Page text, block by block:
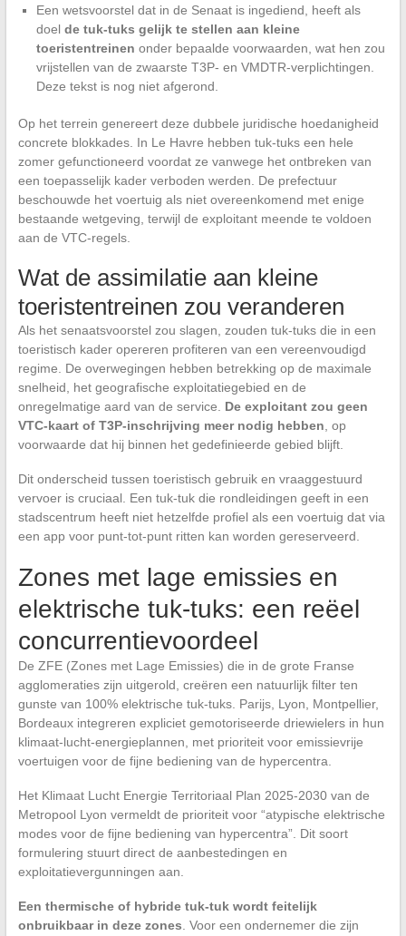
Een wetsvoorstel dat in de Senaat is ingediend, heeft als
doel de tuk-tuks gelijk te stellen aan kleine
toeristentreinen onder bepaalde voorwaarden, wat hen zou
vrijstellen van de zwaarste T3P- en VMDTR-verplichtingen.
Deze tekst is nog niet afgerond.
Op het terrein genereert deze dubbele juridische hoedanigheid
concrete blokkades. In Le Havre hebben tuk-tuks een hele
zomer gefunctioneerd voordat ze vanwege het ontbreken van
een toepasselijk kader verboden werden. De prefectuur
beschouwde het voertuig als niet overeenkomend met enige
bestaande wetgeving, terwijl de exploitant meende te voldoen
aan de VTC-regels.
Wat de assimilatie aan kleine
toeristentreinen zou veranderen
Als het senaatsvoorstel zou slagen, zouden tuk-tuks die in een
toeristisch kader opereren profiteren van een vereenvoudigd
regime. De overwegingen hebben betrekking op de maximale
snelheid, het geografische exploitatiegebied en de
onregelmatige aard van de service. De exploitant zou geen
VTC-kaart of T3P-inschrijving meer nodig hebben , op
voorwaarde dat hij binnen het gedefinieerde gebied blijft.
Dit onderscheid tussen toeristisch gebruik en vraaggestuurd
vervoer is cruciaal. Een tuk-tuk die rondleidingen geeft in een
stadscentrum heeft niet hetzelfde profiel als een voertuig dat via
een app voor punt-tot-punt ritten kan worden gereserveerd.
Zones met lage emissies en
elektrische tuk-tuks: een reëel
concurrentievoordeel
De ZFE (Zones met Lage Emissies) die in de grote Franse
agglomeraties zijn uitgerold, creëren een natuurlijk filter ten
gunste van 100% elektrische tuk-tuks. Parijs, Lyon, Montpellier,
Bordeaux integreren expliciet gemotoriseerde driewielers in hun
klimaat-lucht-energieplannen, met prioriteit voor emissievrije
voertuigen voor de fijne bediening van de hypercentra.
Het Klimaat Lucht Energie Territoriaal Plan 2025-2030 van de
Metropool Lyon vermeldt de prioriteit voor “atypische elektrische
modes voor de fijne bediening van hypercentra”. Dit soort
formulering stuurt direct de aanbestedingen en
exploitatievergunningen aan.
Een thermische of hybride tuk-tuk wordt feitelijk
onbruikbaar in deze zones . Voor een ondernemer die zijn